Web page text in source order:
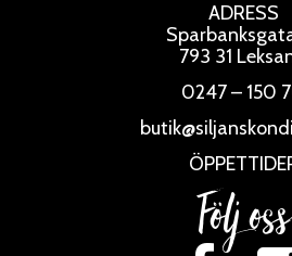
ADRESS
793 31
0247 – 150
Följ oss